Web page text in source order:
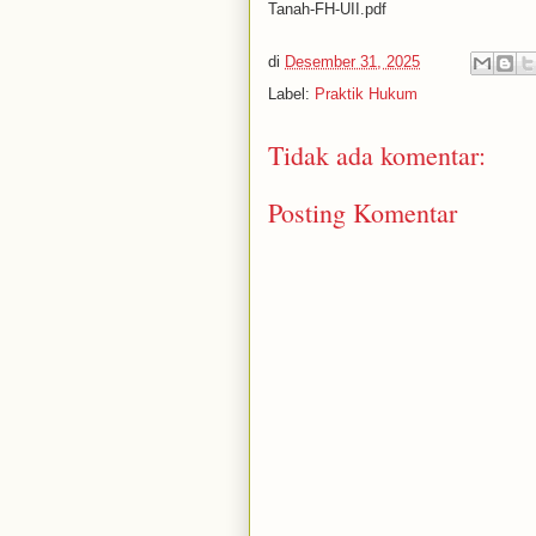
Tanah-FH-UII.pdf
di Desember 31, 2025
Label: Praktik Hukum
Tidak ada komentar:
Posting Komentar